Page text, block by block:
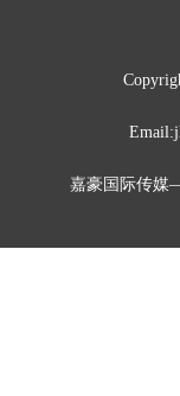
嘉豪国际传媒